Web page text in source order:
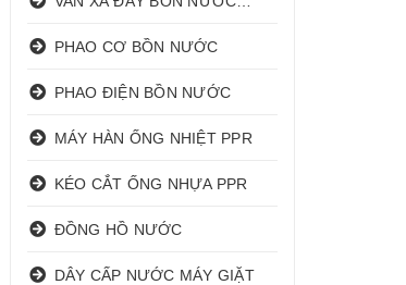
PHAO CƠ BỒN NƯỚC
PHAO ĐIỆN BỒN NƯỚC
MÁY HÀN ỐNG NHIỆT PPR
KÉO CẮT ỐNG NHỰA PPR
ĐỒNG HỒ NƯỚC
DÂY CẤP NƯỚC MÁY GIẶT